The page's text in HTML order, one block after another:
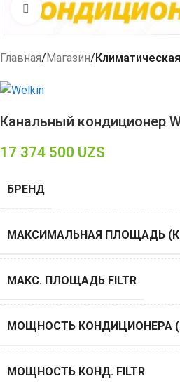
Click to enlarge
Главная Магазин
Канальный кондиционер
17 374 500 UZS
БРЕНД
МАКСИМАЛЬНАЯ ПЛОЩАДЬ
МАКС. ПЛОЩАДЬ FILTR
МОЩНОСТЬ КОНДИЦИОНЕРА
МОЩНОСТЬ КОНД. FILTR